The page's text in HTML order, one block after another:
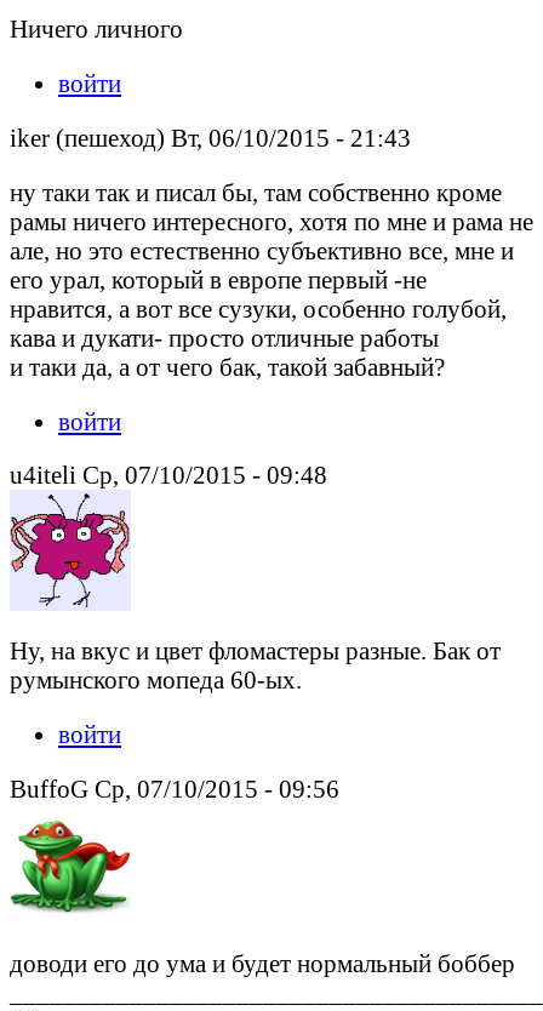
Ничего личного
войти
iker (пешеход) Вт, 06/10/2015 - 21:43
ну таки так и писал бы, там собственно кроме
рамы ничего интересного, хотя по мне и рама не
але, но это естественно субъективно все, мне и
его урал, который в европе первый -не
нравится, а вот все сузуки, особенно голубой,
кава и дукати- просто отличные работы
и таки да, а от чего бак, такой забавный?
войти
u4iteli Ср, 07/10/2015 - 09:48
Ну, на вкус и цвет фломастеры разные. Бак от
румынского мопеда 60-ых.
войти
BuffoG Ср, 07/10/2015 - 09:56
доводи его до ума и будет нормальный боббер